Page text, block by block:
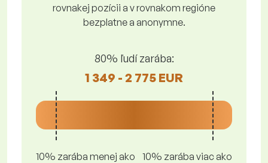
rovnakej pozícii a v rovnakom regióne
bezplatne a anonymne.
80% ľudí zarába:
1 349 - 2 775 EUR
10% zarába menej ako
10% zarába viac ako